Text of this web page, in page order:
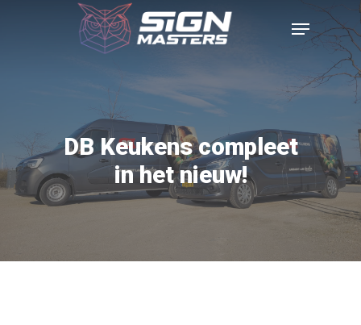
DB Keukens compleet
in het nieuw!